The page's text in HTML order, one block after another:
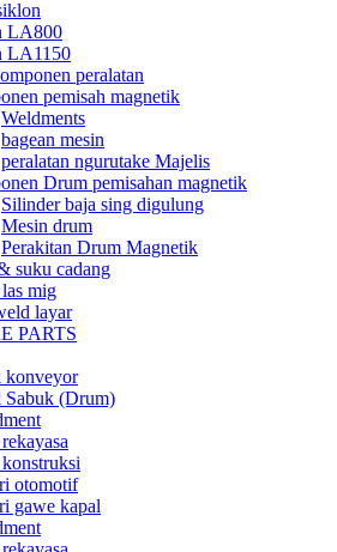
LA800
LA1150
peralatan
pemisah magnetik
Weldments
bagean mesin
peralatan ngurutake Majelis
Drum pemisahan magnetik
Silinder baja sing digulung
Mesin drum
Perakitan Drum Magnetik
suku cadang
mig
layar
PARTS
konveyor
Sabuk (Drum)
otomotif
gawe kapal